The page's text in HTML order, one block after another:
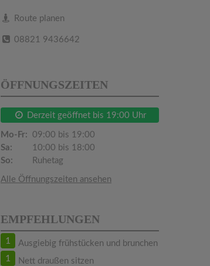
Route planen
08821 9436642
ÖFFNUNGSZEITEN
Derzeit geöffnet bis 19:00 Uhr
Mo-Fr: 09:00 bis 19:00
Sa:
10:00 bis 18:00
So:
Ruhetag
Alle Öffnungszeiten ansehen
EMPFEHLUNGEN
1 Ausgiebig frühstücken und brunchen
1 Nett draußen sitzen